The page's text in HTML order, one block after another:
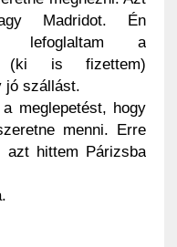
Madridot. Én
lefoglaltam a
(ki is fizettem)
jó szállást.
meglepetést, hogy
menni. Erre
hittem Párizsba